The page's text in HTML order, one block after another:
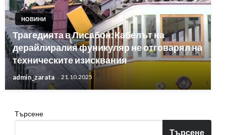
НОВИНИ
Трагедията в Лисабон: Кабелът на
дерайлиралия фуникуляр не отговарял на
техническите изисквания
admin_zarata 21.10.2025
Търсене
Търсене